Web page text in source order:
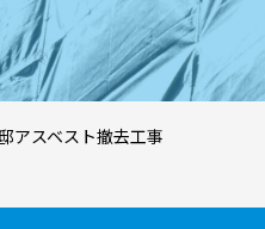
スベスト撤去工事